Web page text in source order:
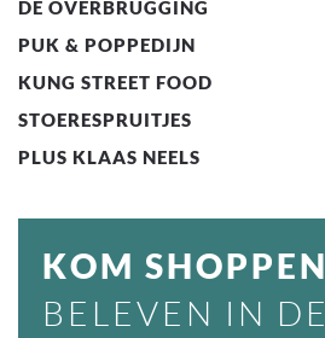
DE OVERBRUGGING
PUK & POPPEDIJN
KUNG STREET FOOD
STOERESPRUITJES
PLUS KLAAS NEELS
KOM SHOPPEN
BELEVEN IN DE